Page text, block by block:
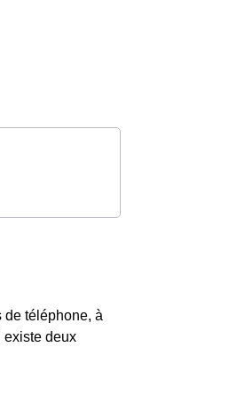
de téléphone, à
existe deux